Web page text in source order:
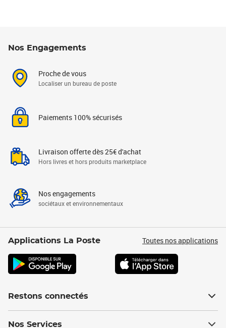
Nos Engagements
Proche de vous
Localiser un bureau de poste
Paiements 100% sécurisés
Livraison offerte dès 25€ d'achat
Hors livres et hors produits marketplace
Nos engagements
sociétaux et environnementaux
Applications La Poste Toutes nos applications
Restons connectés
Nos Services